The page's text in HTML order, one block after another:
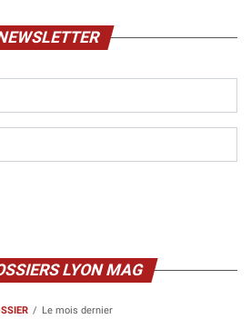
LYON MAG
Le mois dernier